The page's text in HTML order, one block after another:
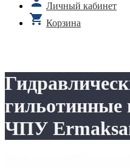
Личный кабинет
Корзина
ЧПУ